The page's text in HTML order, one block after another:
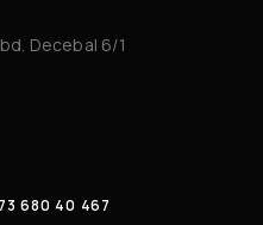
Decebal 6/1
680 40 467